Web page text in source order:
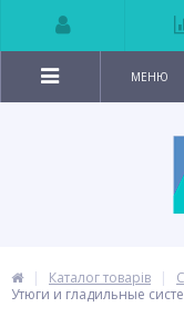
МЕНЮ
Каталог товарів
Утюги и гладильные